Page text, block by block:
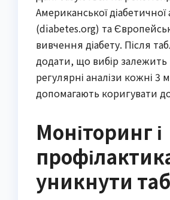
Американської діабетичної
(diabetes.org) та
вивчення діабету. Після
додати, що вибір залежить
регулярні аналізи кожні 3
допомагають коригувати
Моніторинг і
уникнути